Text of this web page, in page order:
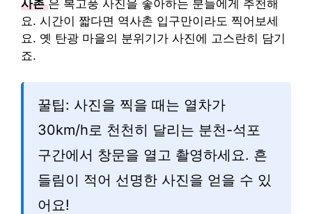
사촌 은 복고풍 사진을 좋아하는 분들에게 추천해
요. 시간이 짧다면 역사촌 입구만이라도 찍어보세
요. 옛 탄광 마을의 분위기가 사진에 고스란히 담기
죠.
꿀팁: 사진을 찍을 때는 열차가
30km/h로 천천히 달리는 분천-석포
구간에서 창문을 열고 촬영하세요. 흔
들림이 적어 선명한 사진을 얻을 수 있
어요!